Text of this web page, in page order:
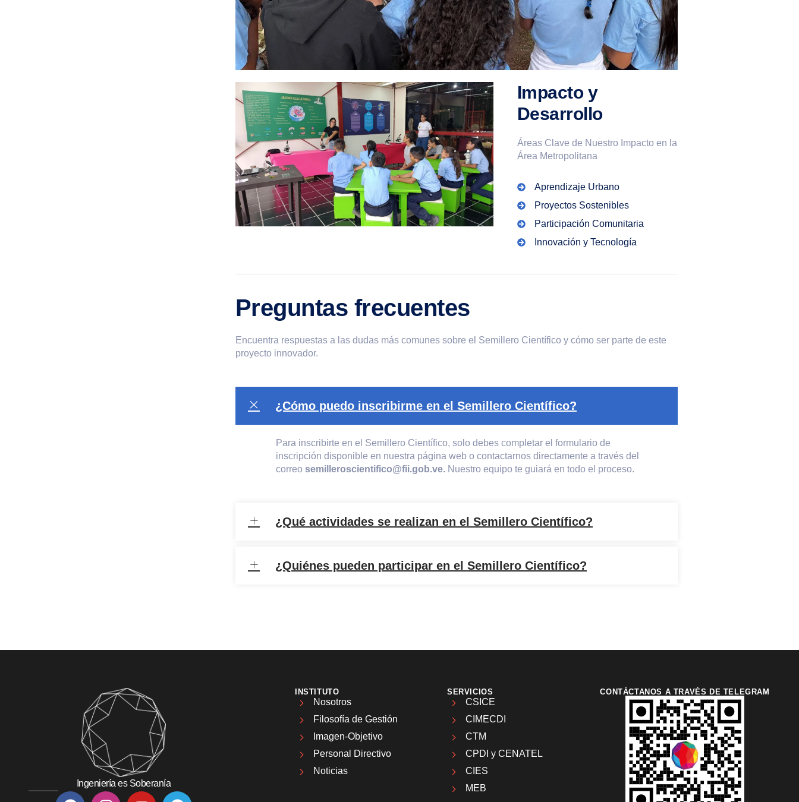
Impacto y
Desarrollo
Áreas Clave de Nuestro Impacto en la
Área Metropolitana
Aprendizaje Urbano
Proyectos Sostenibles
Participación Comunitaria
Innovación y Tecnología
Preguntas frecuentes
Encuentra respuestas a las dudas más comunes sobre el Semillero Científico y cómo ser parte de este
proyecto innovador.
¿Cómo puedo inscribirme en el Semillero Científico?
Para inscribirte en el Semillero Científico, solo debes completar el formulario de
inscripción disponible en nuestra página web o contactarnos directamente a través del
correo semilleroscientifico@fii.gob.ve.Nuestro equipo te guiará en todo el proceso.
¿Qué actividades se realizan en el Semillero Científico?
¿Quiénes pueden participar en el Semillero Científico?
Ingeniería es Soberanía
INSTITUTO
Nosotros
Filosofía de Gestión
Imagen-Objetivo
Personal Directivo
Noticias
SERVICIOS
CSICE
CIMECDI
CTM
CPDI y CENATEL
CIES
MEB
CONTÁCTANOS A TRAVÉS DE TELEGRAM